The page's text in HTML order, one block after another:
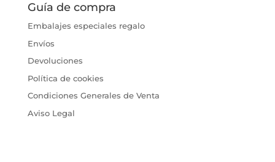
Guía de compra
Embalajes especiales regalo
Envíos
Devoluciones
Política de cookies
Condiciones Generales de Venta
Aviso Legal